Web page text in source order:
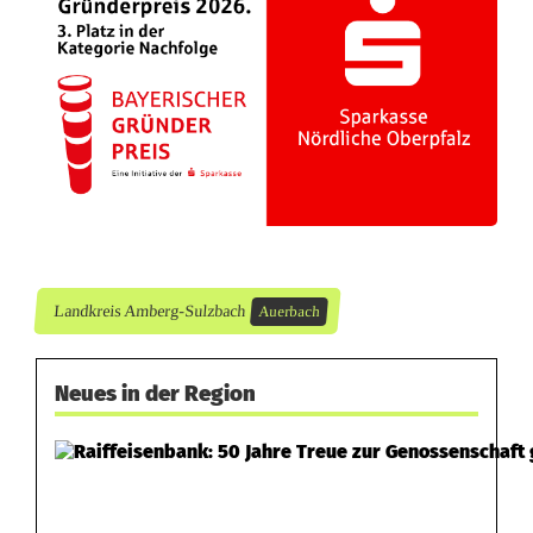
n
g
Landkreis Amberg-Sulzbach Auerbach
Neues in der Region